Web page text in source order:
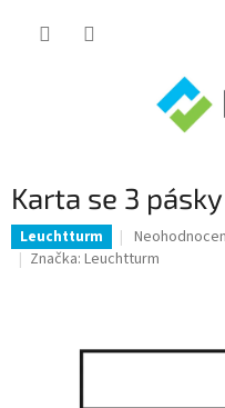
Karta se 3
Leuchtturm
Průměrné
hodnocení
Značka: Leuchtturm